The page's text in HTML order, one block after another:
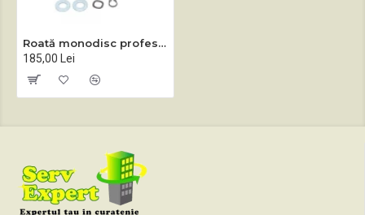
Roată monodisc profesional Sprintus ZEUS
185,00 Lei